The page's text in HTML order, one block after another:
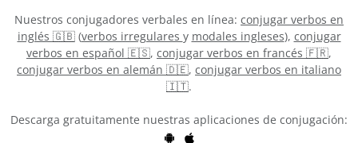
Nuestros conjugadores verbales en línea: conjugar verbos en
inglés 🇬🇧(verbos irregulares y modales ingleses), conjugar
verbos en español 🇪🇸, conjugar verbos en francés 🇫🇷,
conjugar verbos en alemán 🇩🇪, conjugar verbos en italiano
🇮🇹.
Descarga gratuitamente nuestras aplicaciones de conjugación: